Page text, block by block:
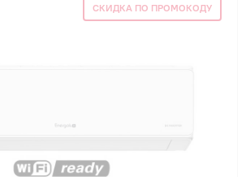
СКИДКА ПО ПРОМОКОДУ